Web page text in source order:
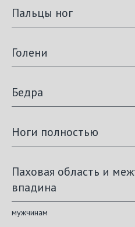
Пальцы ног
Голени
Бедра
Ноги полностью
Паховая область и
впадина
мужчинам